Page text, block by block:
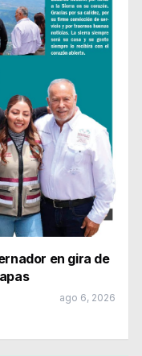
en gira de
ago 6, 2026